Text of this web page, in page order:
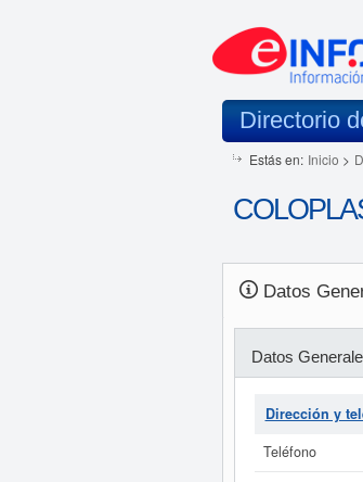
Directorio
Estás en: Inicio >
Datos
Datos
Dirección y
Teléfono